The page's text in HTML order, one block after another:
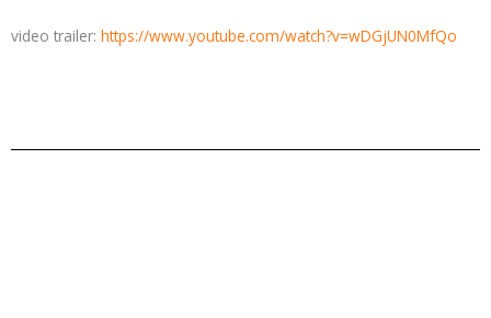
video trailer: https://www.youtube.com/watch?v=wDGjUN0MfQo